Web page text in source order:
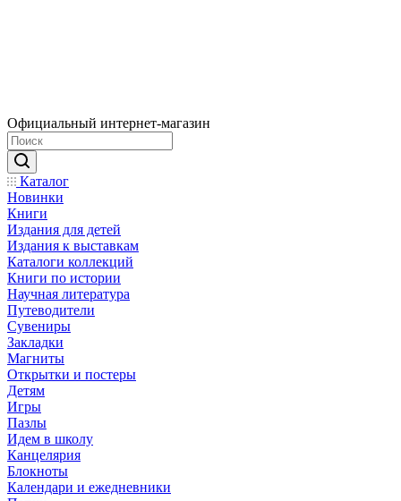
Официальный интернет-магазин
Каталог
Новинки
Книги
Издания для детей
Издания к выставкам
Каталоги коллекций
Книги по истории
Научная литература
Путеводители
Сувениры
Закладки
Магниты
Открытки и постеры
Детям
Игры
Пазлы
Идем в школу
Канцелярия
Блокноты
Календари и ежедневники